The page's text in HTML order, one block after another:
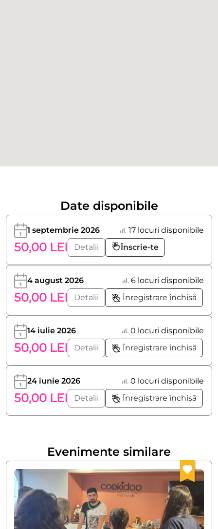
Date disponibile
1 septembrie 2026 17 locuri disponibile
50,00 LEI Detalii Înscrie-te
4 august 2026 6 locuri disponibile
50,00 LEI Detalii Înregistrare închisă
14 iulie 2026 0 locuri disponibile
50,00 LEI Detalii Înregistrare închisă
24 iunie 2026 0 locuri disponibile
50,00 LEI Detalii Înregistrare închisă
Evenimente similare